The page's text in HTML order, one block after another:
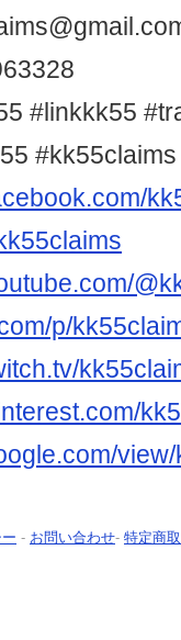
#linkkk55
#kk55claims
p/
- お問い合わせ- 特定商